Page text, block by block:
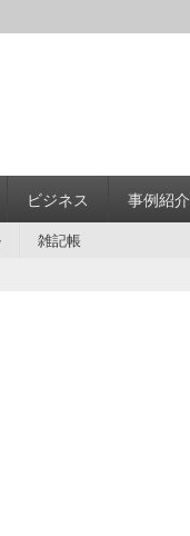
ビジネス 事例紹介
雑記帳